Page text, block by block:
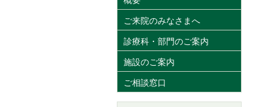
ご来院のみなさまへ
診療科・部門のご案内
施設のご案内
ご相談窓口